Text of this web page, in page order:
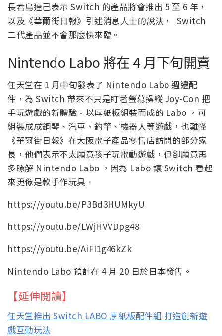
長君島達己表示 Switch 的產品將會推出 5 至 6 年，
以及《華爾街日報》引述消息人士的說法， Switch
二代產品並不會那麼快來臨。
Nintendo Labo 將在 4 月下旬開賣
任天堂在 1 月中旬發表了 Nintendo Labo 週邊配
件，為 Switch 帶來不只是盯著螢幕操縱 Joy-Con 把
手玩遊戲的新體驗。以厚紙板組裝而成的 Labo ，可
組裝成成鋼琴、汽車、釣竿、機器人等遊戲，也難怪
《華爾街日報》在大阪電子產品零售店訪問的部分家
長，他們表示不太願意孩子玩電動遊戲，但卻願意再
多瞭解 Nintendo Labo ，因為 Labo 讓 Switch 看起
來更像是款手作玩具。
https://youtu.be/P3Bd3HUMkyU
https://youtu.be/LWjHVVDpg48
https://youtu.be/AiFI1g46kZk
Nintendo Labo 預計在 4 月 20 日於日本發售。
【延伸閱讀】
任天堂推出 Switch LABO 厚紙板配件組 打造創新遊
戲互動玩法